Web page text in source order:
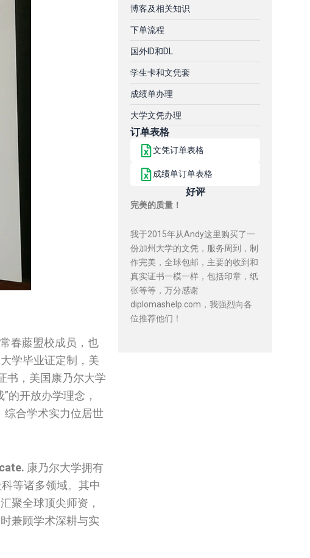
春藤盟校成员，也
学毕业证定制，美
书，美国康乃尔大学
的开放办学理念，
综合学术实力位居世
康乃尔大学拥有
等诸多领域。其中
聚全球顶尖师资，
兼顾学术深耕与实
博客及相关知识
下单流程
国外ID和DL
学生卡和文凭套
成绩单办理
大学文凭办理
订单表格
文凭订单表格
成绩单订单表格
好评
完美的质量！
我于2015年从Andy这里购买了一
份加州大学的文凭，服务周到，制
作完美，全球包邮，主要的收到和
真实证书一模一样，包括印章，纸
张等等，万分感谢
diplomashelp.com，我强烈向各
位推荐他们！